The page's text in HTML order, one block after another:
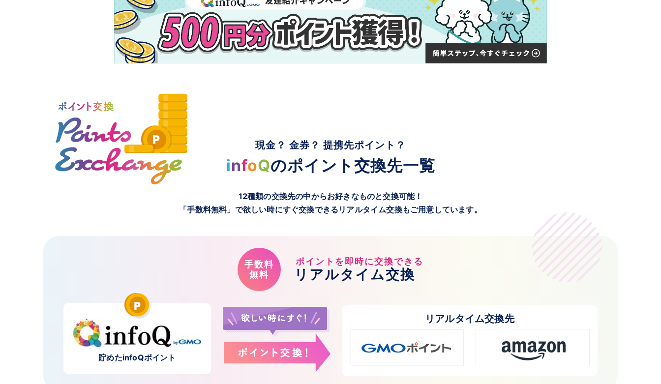
現金？ 金券？ 提携先ポイント？
infoQのポイント交換先一覧
12種類の交換先の中からお好きなものと交換可能！
「手数料無料」で欲しい時にすぐ交換できるリアルタイム交換もご用意しています。
手数料
無料
ポイントを即時に交換できる
リアルタイム交換
貯めたinfoQポイント
リアルタイム交換先